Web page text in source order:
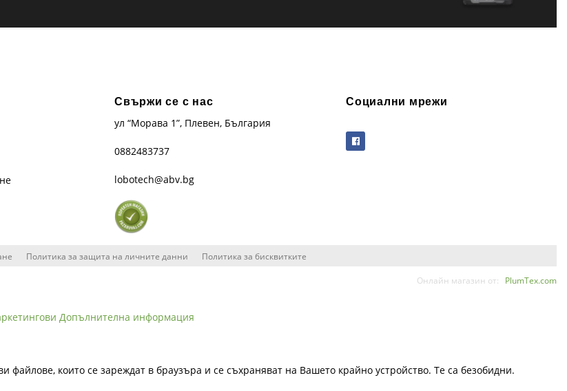
Свържи се с нас
ул “Морава 1”, Плевен, България
0882483737
lobotech@abv.bg
Социални мрежи
Политика за защита на личните данни Политика за бисквитките
Онлайн магазин от: PlumTex.com
Допълнителна информация
файлове, които се зареждат в браузъра и се съхраняват на Вашето крайно устройство. Те са безобидни.